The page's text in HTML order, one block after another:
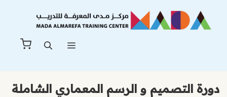
المحتوى
دورة التصميم و الرسم المعماري الشاملة